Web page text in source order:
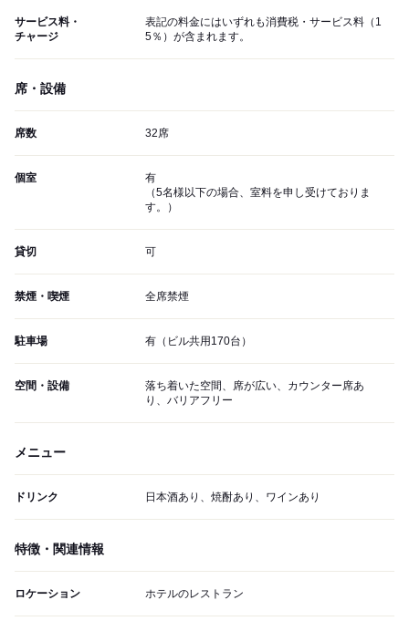
サービス料・
チャージ
表記の料金にはいずれも消費税・サービス料（1
5％）が含まれます。
席・設備
席数 32席
個室
有
（5名様以下の場合、室料を申し受けておりま
す。）
貸切 可
禁煙・喫煙 全席禁煙
駐車場 有（ビル共用170台）
空間・設備
落ち着いた空間、席が広い、カウンター席あ
り、バリアフリー
メニュー
ドリンク 日本酒あり、焼酎あり、ワインあり
特徴・関連情報
ロケーション ホテルのレストラン